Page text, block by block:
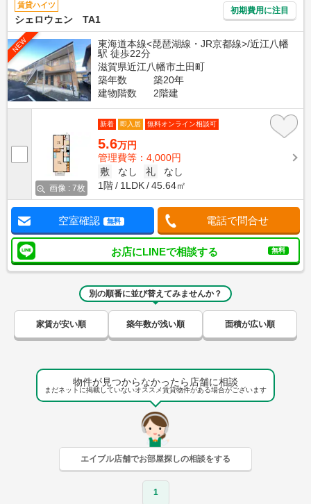
賃貸ハイツ
シェロウェン TA1
初期費用に注目
NEW
東海道本線<琵琶湖線・JR京都線>/近江八幡
駅 徒歩22分
滋賀県近江八幡市土田町
築年数
築20年
建物階数
2階建
画像 : 7枚
新着 即入居 無料オンライン相談可
5.6万円
管理費等：4,000円
敷
なし 礼
なし
1階
1LDK 45.64㎡
空室確認 無料 電話で問合せ
お店にLINEで相談する 無料
別の順番に並び替えてみませんか？
家賃が安い順 築年数が浅い順 面積が広い順
物件が見つからなかったら店舗に相談
まだネットに掲載していないオススメ賃貸物件がある場合がございます
エイブル店舗でお部屋探しの相談をする
1